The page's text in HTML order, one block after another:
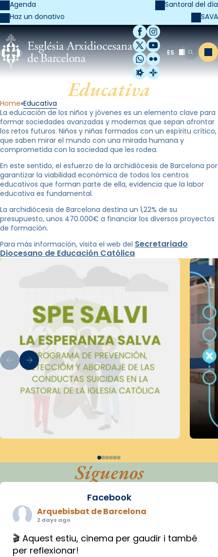
Agenda
Haz un donativo
Santoral del día
SAVA
Facebook
Instagram
X / Twitter
YouTube
WhatsApp
Flickr
Radio Estel
Catalunya
ES Buscar
Educativa
Home Educativa
La educación de los niños y jóvenes es un elemento clave para
formar sociedades avanzadas y modernas que sepan afrontar
los retos futuros. Niños y niñas formados con un espíritu crítico,
que saben mirar el mundo con una mirada humana y
comprometida con la sociedad que les rodea.
En este sentido, el esfuerzo de la archidiócesis de Barcelona por
garantizar la viabilidad económica de todos los centros
educativos que forman parte de ella, evidencia que la labor
educativa es fundamental.
La archidiócesis de Barcelona destina un 1,22% de su
presupuesto, unos 470.000€ a financiar los diversos proyectos
de formación.
Para más información, visita el web del Secretariado
Diocesano de Educación Católica
Síguenos
Facebook
Arquebisbat de Barcelona
2 days ago
🎬 Aquest estiu, cinema per gaudir i també
per reflexionar!